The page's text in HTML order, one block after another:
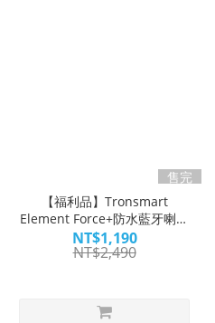
售完
【福利品】Tronsmart
Element Force+防水藍牙喇叭
｜聲而不凡 震撼音效
NT$1,190
NT$2,490